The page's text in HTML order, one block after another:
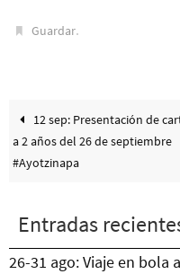
Guardar.
12 sep: Presentación de
a 2 años del 26 de septiembre
#Ayotzinapa
Entradas
26-31 ago: Viaje en bola